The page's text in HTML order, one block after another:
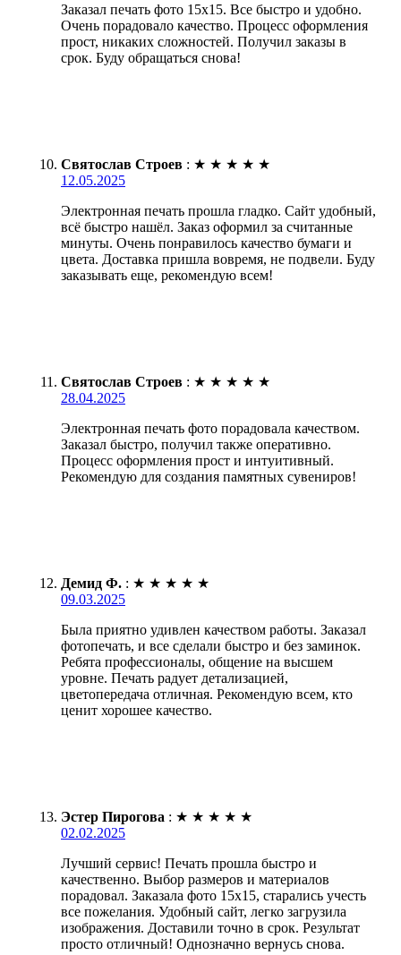
Заказал печать фото 15х15. Все быстро и удобно.
Очень порадовало качество. Процесс оформления
прост, никаких сложностей. Получил заказы в
срок. Буду обращаться снова!
Святослав Строев : ★ ★ ★ ★ ★
12.05.2025
Электронная печать прошла гладко. Сайт удобный,
всё быстро нашёл. Заказ оформил за считанные
минуты. Очень понравилось качество бумаги и
цвета. Доставка пришла вовремя, не подвели. Буду
заказывать еще, рекомендую всем!
Святослав Строев : ★ ★ ★ ★ ★
28.04.2025
Электронная печать фото порадовала качеством.
Заказал быстро, получил также оперативно.
Процесс оформления прост и интуитивный.
Рекомендую для создания памятных сувениров!
Демид Ф. : ★ ★ ★ ★ ★
09.03.2025
Была приятно удивлен качеством работы. Заказал
фотопечать, и все сделали быстро и без заминок.
Ребята профессионалы, общение на высшем
уровне. Печать радует детализацией,
цветопередача отличная. Рекомендую всем, кто
ценит хорошее качество.
Эстер Пирогова : ★ ★ ★ ★ ★
02.02.2025
Лучший сервис! Печать прошла быстро и
качественно. Выбор размеров и материалов
порадовал. Заказала фото 15х15, старались учесть
все пожелания. Удобный сайт, легко загрузила
изображения. Доставили точно в срок. Результат
просто отличный! Однозначно вернусь снова.